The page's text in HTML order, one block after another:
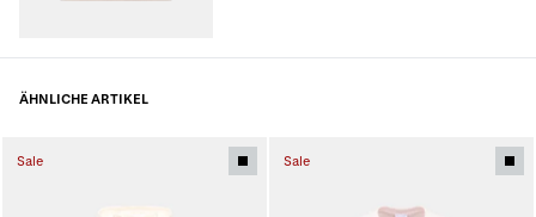
ÄHNLICHE ARTIKEL
Sale Sale